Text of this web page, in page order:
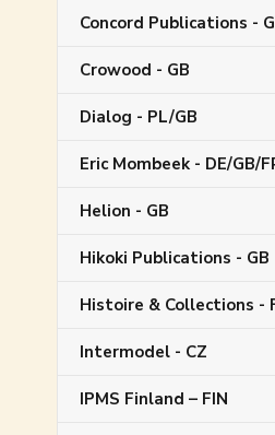
Concord Publications -
Crowood - GB
Dialog - PL/GB
Eric Mombeek - DE/GB/
Helion - GB
Hikoki Publications - GB
Histoire & Collections -
Intermodel - CZ
IPMS Finland – FIN